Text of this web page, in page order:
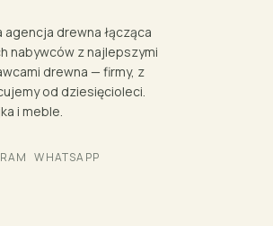
drewna łącząca
nabywców z najlepszymi
drewna — firmy, z
od dziesięcioleci.
i meble.
WHATSAPP